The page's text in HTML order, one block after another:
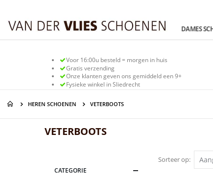
de
inhoud
DAMES
Voor 16:00u besteld = morgen in huis
Gratis verzending
Onze klanten geven ons gemiddeld een 9+
Fysieke winkel in Sliedrecht
HEREN SCHOENEN VETERBOOTS
VETERBOOTS
Sorteer op
CATEGORIE